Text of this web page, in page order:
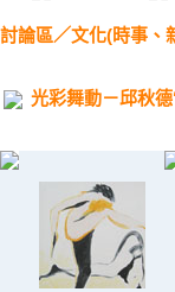
討論區／文化(時事、
光彩舞動－邱秋